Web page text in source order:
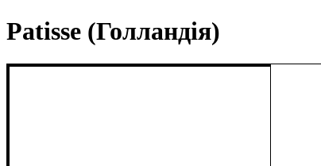
Patisse (Голландія)